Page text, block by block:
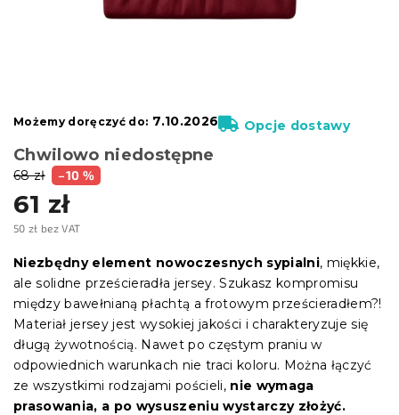
68 zł –10 %
61 zł
50 zł bez VAT
jednostkowa:
Chwilowo niedostępne
Możemy doręczyć do: 7.10.2026 Opcje dostawy
Niezbędny element nowoczesnych sypialni, miękkie,
ale solidne prześcieradła jersey. Szukasz kompromisu
między bawełnianą płachtą a frotowym prześcieradłem?!
Materiał jersey jest wysokiej jakości i charakteryzuje się
długą żywotnością. Nawet po częstym praniu w
odpowiednich warunkach nie traci koloru. Można łączyć
ze wszystkimi rodzajami pościeli, nie wymaga
prasowania, a po wysuszeniu wystarczy złożyć.